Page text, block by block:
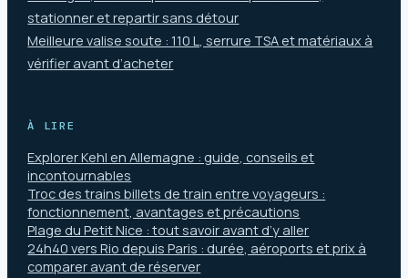
stationner et repartir sans détour
Meilleure valise soute : 110 L, serrure TSA et matériaux à
vérifier avant d’acheter
À LIRE
Explorer Kehl en Allemagne : guide, conseils et
incontournables
Troc des trains billets de train entre voyageurs :
fonctionnement, avantages et précautions
Plage du Petit Nice : tout savoir avant d’y aller
24h40 vers Rio depuis Paris : durée, aéroports et prix à
comparer avant de réserver